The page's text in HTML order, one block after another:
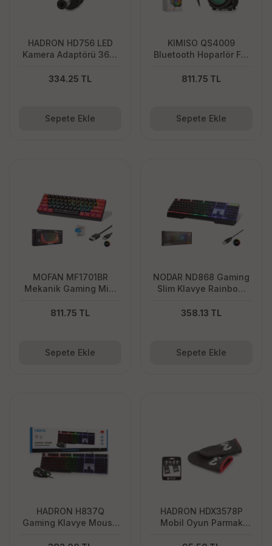
HADRON HD756 LED
Kamera Adaptörü 36W
Siyah
334.25 TL
Sepete Ekle
KIMISO QS4009
Bluetooth Hoparlör FM
RGB Mikrofonlu - Siyah
811.75 TL
Sepete Ekle
MOFAN MF1701BR
Mekanik Gaming Mini
61 Tuş Siyah Kırmızı
811.75 TL
Sepete Ekle
NODAR ND868 Gaming
Slim Klavye Rainbow
358.13 TL
Sepete Ekle
HADRON H837Q
Gaming Klavye Mouse
HADRON HDX3578P
Mobil Oyun Parmak